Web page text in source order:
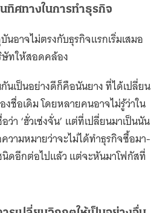
ทิศทางในการทำธุรกิจ
นอาจไม่ตรงกับธุรกิจแรกเริ่มเสมอ
ษัทให้สอดคล้อง
นเป็นอย่างดีก็คือนันยาง ที่ได้เปลี่ยน
ชื่อเดิม โดยหลายคนอาจไม่รู้ว่าใน
า ‘ฮั่วเซ่งจั่น’ แต่ที่เปลี่ยนมาเป็นนัน
วามหมายว่าจะไม่ได้ทำธุรกิจซื้อมา-
ดอีกต่อไปแล้ว แต่จะหันมาโฟกัสที่